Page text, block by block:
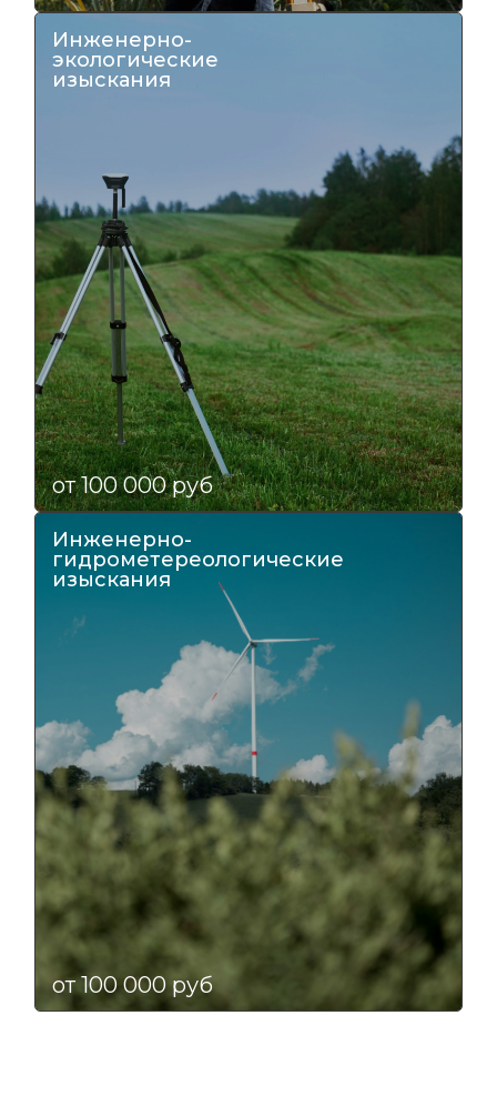
Инженерно-
экологические
изыскания
от 100 000 руб
Инженерно-
гидрометереологические
изыскания
от 100 000 руб